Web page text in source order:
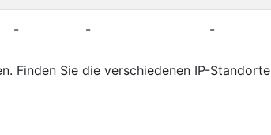
- - -
Finden Sie die verschiedenen IP-